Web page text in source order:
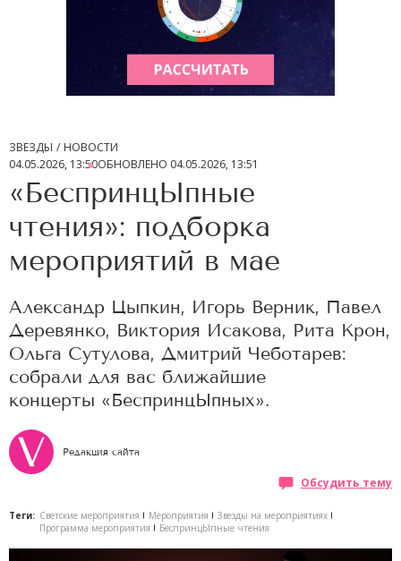
ЗВЕЗДЫ
НОВОСТИ
04.05.2026, 13:50ОБНОВЛЕНО 04.05.2026, 13:51
«БеспринцЫпные
чтения»: подборка
мероприятий в мае
Александр Цыпкин, Игорь Верник, Павел
Деревянко, Виктория Исакова, Рита Крон,
Ольга Сутулова, Дмитрий Чеботарев:
собрали для вас ближайшие
концерты «БеспринцЫпных».
Редакция сайта
Обсудить тему
Теги: Светские мероприятия Мероприятия
Звезды на мероприятиях
Программа мероприятия
БеспринцЫпные чтения